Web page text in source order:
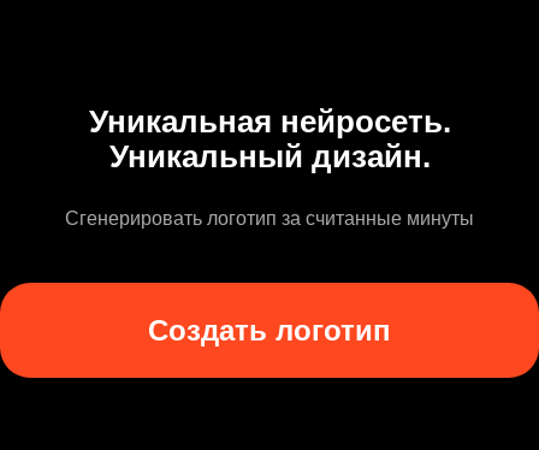
Уникальная нейросеть.
Уникальный дизайн.
Сгенерировать логотип за считанные минуты
Создать логотип